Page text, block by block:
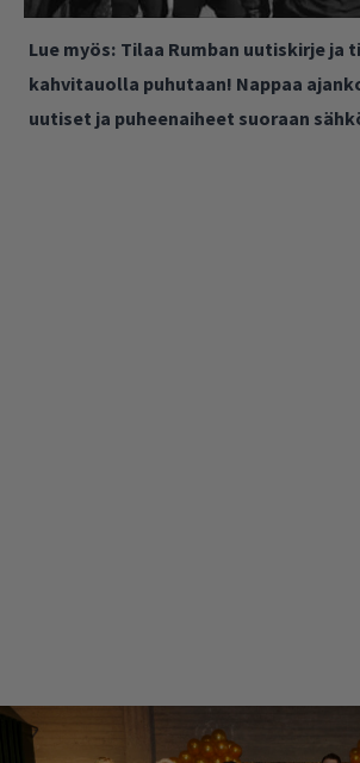
Lue myös: Tilaa Rumban uutiskirje ja
kahvitauolla puhutaan! Nappaa
uutiset ja puheenaiheet suoraan